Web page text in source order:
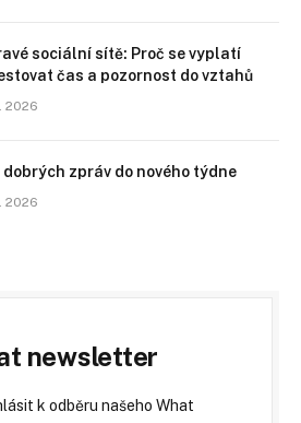
sociální sítě: Proč se vyplatí
čas a pozornost do vztahů
2026
dobrých zpráv do nového týdne
2026
newsletter
k odběru našeho What